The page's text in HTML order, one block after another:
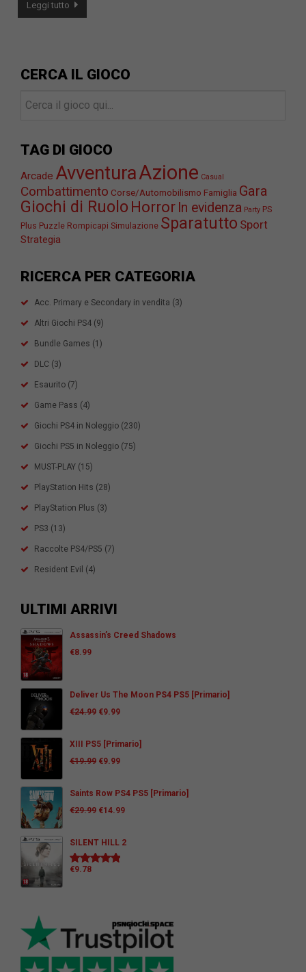
Leggi tutto
CERCA IL GIOCO
TAG DI GIOCO
Arcade AvventuraAzione Casual
Combattimento Corse/Automobilismo Famiglia Gara
Giochi di Ruolo Horror In evidenza Party PS
Plus Puzzle Rompicapi Simulazione Sparatutto Sport
Strategia
RICERCA PER CATEGORIA
Acc. Primary e Secondary in vendita (3)
Altri Giochi PS4 (9)
Bundle Games (1)
DLC (3)
Esaurito (7)
Game Pass (4)
Giochi PS4 in Noleggio (230)
Giochi PS5 in Noleggio (75)
MUST-PLAY (15)
PlayStation Hits (28)
PlayStation Plus (3)
PS3 (13)
Raccolte PS4/PS5 (7)
Resident Evil (4)
ULTIMI ARRIVI
Assassin’s Creed Shadows
€8.99
Deliver Us The Moon PS4 PS5 [Primario]
€24.99 €9.99
XIII PS5 [Primario]
€19.99 €9.99
Saints Row PS4 PS5 [Primario]
€29.99 €14.99
SILENT HILL 2
Valutato
€9.78